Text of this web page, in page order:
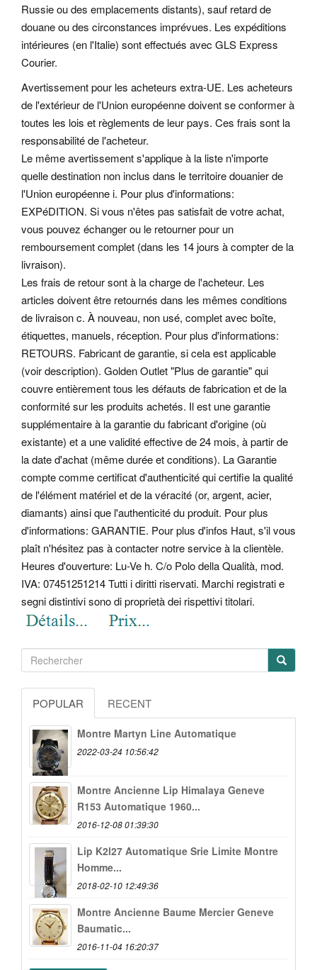
Russie ou des emplacements distants), sauf retard de
douane ou des circonstances imprévues. Les expéditions
intérieures (en l'Italie) sont effectués avec GLS Express
Courier.
Avertissement pour les acheteurs extra-UE. Les acheteurs
de l'extérieur de l'Union européenne doivent se conformer à
toutes les lois et règlements de leur pays. Ces frais sont la
responsabilité de l'acheteur.
Le même avertissement s'applique à la liste n'importe
quelle destination non inclus dans le territoire douanier de
l'Union européenne i. Pour plus d'informations:
EXPéDITION. Si vous n'êtes pas satisfait de votre achat,
vous pouvez échanger ou le retourner pour un
remboursement complet (dans les 14 jours à compter de la
livraison).
Les frais de retour sont à la charge de l'acheteur. Les
articles doivent être retournés dans les mêmes conditions
de livraison c. À nouveau, non usé, complet avec boîte,
étiquettes, manuels, réception. Pour plus d'informations:
RETOURS. Fabricant de garantie, si cela est applicable
(voir description). Golden Outlet "Plus de garantie" qui
couvre entièrement tous les défauts de fabrication et de la
conformité sur les produits achetés. Il est une garantie
supplémentaire à la garantie du fabricant d'origine (où
existante) et a une validité effective de 24 mois, à partir de
la date d'achat (même durée et conditions). La Garantie
compte comme certificat d'authenticité qui certifie la qualité
de l'élément matériel et de la véracité (or, argent, acier,
diamants) ainsi que l'authenticité du produit. Pour plus
d'informations: GARANTIE. Pour plus d'infos Haut, s'il vous
plaît n'hésitez pas à contacter notre service à la clientèle.
Heures d'ouverture: Lu-Ve h. C/o Polo della Qualità, mod.
IVA: 07451251214 Tutti i diritti riservati. Marchi registrati e
segni distintivi sono di proprietà dei rispettivi titolari.
POPULAR RECENT
Montre Martyn Line Automatique
2022-03-24 10:56:42
Montre Ancienne Lip Himalaya Geneve
R153 Automatique 1960...
2016-12-08 01:39:30
Lip K2l27 Automatique Srie Limite Montre
Homme...
2018-02-10 12:49:36
Montre Ancienne Baume Mercier Geneve
Baumatic...
2016-11-04 16:20:37